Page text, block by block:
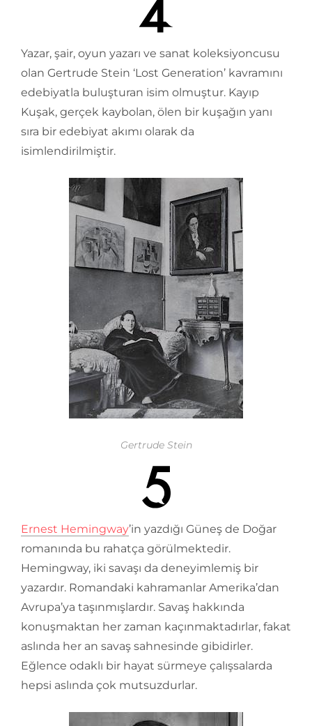
Yazar, şair, oyun yazarı ve sanat koleksiyoncusu
olan Gertrude Stein ‘Lost Generation’ kavramını
edebiyatla buluşturan isim olmuştur. Kayıp
Kuşak, gerçek kaybolan, ölen bir kuşağın yanı
sıra bir edebiyat akımı olarak da
isimlendirilmiştir.
Gertrude Stein
Ernest Hemingway’in yazdığı Güneş de Doğar
romanında bu rahatça görülmektedir.
Hemingway, iki savaşı da deneyimlemiş bir
yazardır. Romandaki kahramanlar Amerika’dan
Avrupa’ya taşınmışlardır. Savaş hakkında
konuşmaktan her zaman kaçınmaktadırlar, fakat
aslında her an savaş sahnesinde gibidirler.
Eğlence odaklı bir hayat sürmeye çalışsalarda
hepsi aslında çok mutsuzdurlar.